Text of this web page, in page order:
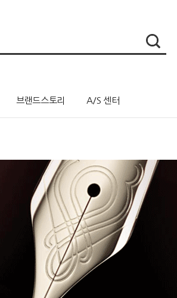
브랜드스토리 A/S 센터